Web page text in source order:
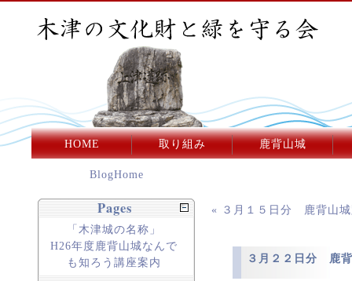
HOME 取り組み 鹿背山城
« ３月１５日分 鹿背山
３月２２日分 鹿
BlogHome
Pages
「木津城の名称」
H26年度鹿背山城なんで
も知ろう講座案内